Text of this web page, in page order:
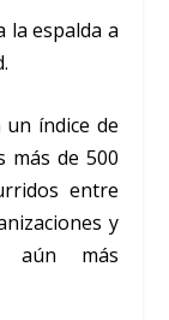
la espalda a
un índice de
más de 500
entre
y
aún más